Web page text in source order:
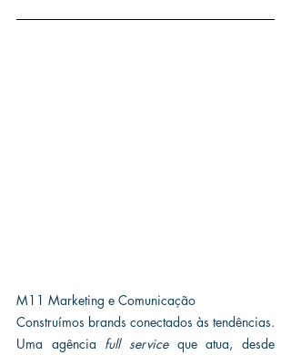
M11 Marketing e Comunicação
Construímos brands conectados às tendências.
Uma agência full service que atua, desde